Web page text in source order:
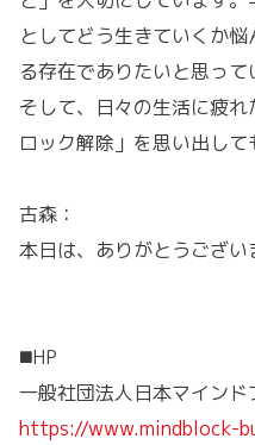
としてどう生きていくか
る存在でありたいと思って
そして、日々の生活に疲
ロック解除」を思い出して
古森：
本日は、ありがとうござい
◼️HP
一般社団法人日本マイン
https://www.mindblock-